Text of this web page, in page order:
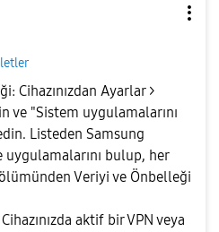
Cihazınızdan Ayarlar >
ve "Sistem uygulamalarını
Listeden Samsung
uygulamalarını bulup, her
Veriyi ve Önbelleği
aktif bir VPN veya